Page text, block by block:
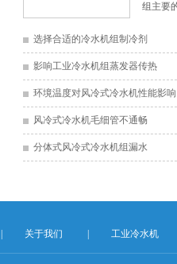
组主要
选择合适的冷水机组制冷剂
影响工业冷水机组蒸发器传热
环境温度对风冷式冷水机性能影响
风冷式冷水机毛细管不通畅
分体式风冷式冷水机组漏水
关于我们 工业冷水机